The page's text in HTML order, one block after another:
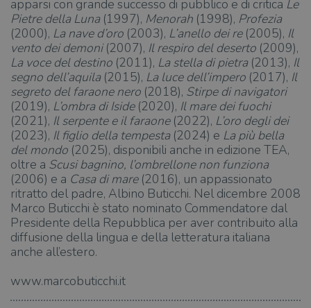
apparsi con grande successo di pubblico e di critica Le
Pietre della Luna (1997), Menorah (1998), Profezia
(2000), La nave d’oro (2003), L’anello dei re (2005), Il
vento dei demoni(2007), Il respiro del deserto (2009),
La voce del destino (2011), La stella di pietra (2013), Il
segno dell’aquila (2015), La luce dell’impero (2017), Il
segreto del faraone nero (2018), Stirpe di navigatori
(2019), L’ombra di Iside (2020), Il mare dei fuochi
(2021), Il serpente e il faraone (2022), L’oro degli dei
(2023), Il figlio della tempesta (2024) e La più bella
del mondo (2025), disponibili anche in edizione TEA,
oltre a Scusi bagnino, l’ombrellone non funziona
(2006) e a Casa di mare (2016), un appassionato
ritratto del padre, Albino Buticchi. Nel dicembre 2008
Marco Buticchi è stato nominato Commendatore dal
Presidente della Repubblica per aver contribuito alla
diffusione della lingua e della letteratura italiana
anche all’estero.
www.marcobuticchi.it